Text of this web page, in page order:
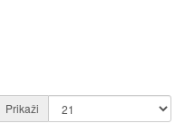
Prikaži